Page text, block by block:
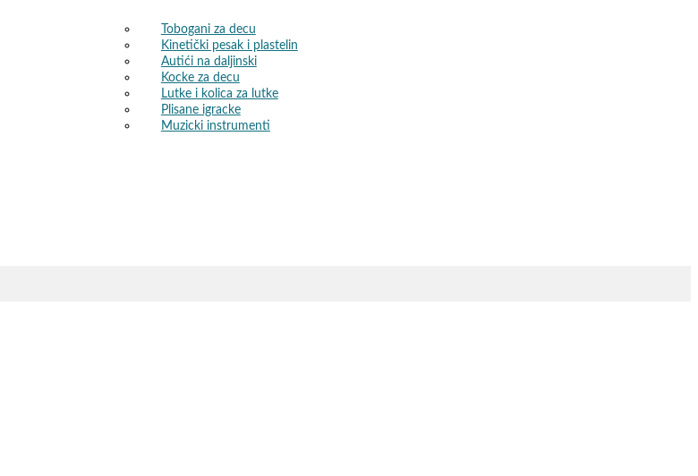
Tobogani za decu
Kinetički pesak i plastelin
Autići na daljinski
Kocke za decu
Lutke i kolica za lutke
Plisane igracke
Muzicki instrumenti